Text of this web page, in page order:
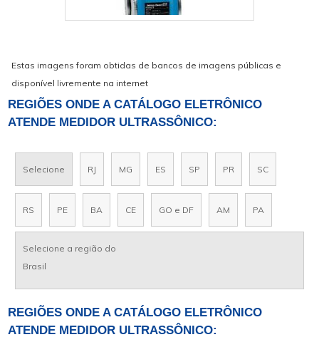
Estas imagens foram obtidas de bancos de imagens públicas e
disponível livremente na internet
REGIÕES ONDE A CATÁLOGO ELETRÔNICO
ATENDE MEDIDOR ULTRASSÔNICO:
Selecione RJ MG ES SP PR SC
RS PE BA CE GO e DF AM PA
Selecione a região do
Brasil
REGIÕES ONDE A CATÁLOGO ELETRÔNICO
ATENDE MEDIDOR ULTRASSÔNICO: